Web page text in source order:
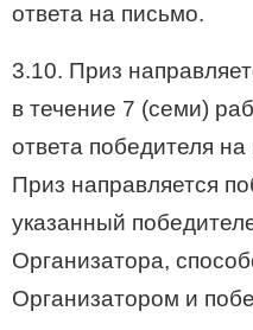
ответа на письмо.
3.10. Приз
в течение 7 (семи)
ответа победителя
Приз направляется
указанный
Организатора,
Организатором и